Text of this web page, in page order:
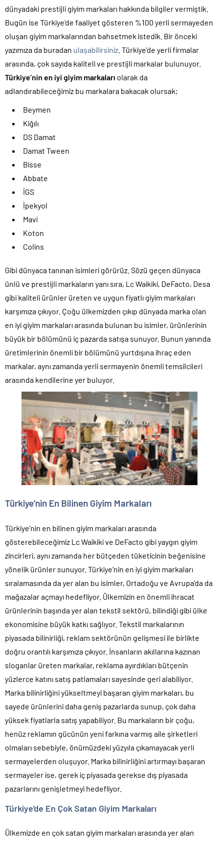
dünyadaki prestijli giyim markaları hakkında bilgiler vermiştik.
Bugün ise Türkiye’de faaliyet gösteren %100 yerli sermayeden
oluşan giyim markalarından bahsetmek istedik. Bir önceki
yazımıza da buradan ulaşabilirsiniz . Türkiye’de yerli firmalar
arasında, çok sayıda kaliteli ve prestijli markalar bulunuyor.
Türkiye’nin en iyi giyim markaları olarak da
adlandırabileceğimiz bu markalara bakacak olursak;
Beymen
Kiğılı
DS Damat
Damat Tween
Bisse
Abbate
İGS
İpekyol
Mavi
Koton
Colins
Gibi dünyaca tanınan isimleri görürüz. Sözü geçen dünyaca
ünlü ve prestijli markaların yanı sıra, Lc Waikiki, DeFacto, Desa
gibi kaliteli ürünler üreten ve uygun fiyatlı giyim markaları
karşımıza çıkıyor. Çoğu ülkemizden çıkıp dünyada marka olan
en iyi giyim markaları arasında bulunan bu isimler, ürünlerinin
büyük bir bölümünü iç pazarda satışa sunuyor. Bunun yanında
üretimlerinin önemli bir bölümünü yurtdışına ihraç eden
markalar, aynı zamanda yerli sermayenin önemli temsilcileri
arasında kendilerine yer buluyor.
Türkiye’nin En Bilinen Giyim Markaları
Türkiye’nin en bilinen giyim markaları arasında
gösterebileceğimiz Lc Waikiki ve DeFacto gibi yaygın giyim
zincirleri, aynı zamanda her bütçeden tüketicinin beğenisine
yönelik ürünler sunuyor. Türkiye’nin en iyi giyim markaları
sıralamasında da yer alan bu isimler, Ortadoğu ve Avrupa’da da
mağazalar açmayı hedefliyor. Ülkemizin en önemli ihracat
ürünlerinin başında yer alan tekstil sektörü, bilindiği gibi ülke
ekonomisine büyük katkı sağlıyor. Tekstil markalarının
piyasada bilinirliği, reklam sektörünün gelişmesi ile birlikte
doğru orantılı karşımıza çıkıyor. İnsanların akıllarına kazınan
sloganlar üreten markalar, reklama ayırdıkları bütçenin
yüzlerce katını satış patlamaları sayesinde geri alabiliyor.
Marka bilinirliğini yükseltmeyi başaran giyim markaları, bu
sayede ürünlerini daha geniş pazarlarda sunup, çok daha
yüksek fiyatlarla satış yapabiliyor. Bu markaların bir çoğu,
henüz reklamın gücünün yeni farkına varmış aile şirketleri
olmaları sebebiyle, önümüzdeki yüzyıla çıkamayacak yerli
sermayelerden oluşuyor. Marka bilinirliğini artırmayı başaran
sermayeler ise, gerek iç piyasada gerekse dış piyasada
pazarlarını genişletmeyi hedefliyor.
Türkiye’de En Çok Satan Giyim Markaları
Ülkemizde en çok satan giyim markaları arasında yer alan